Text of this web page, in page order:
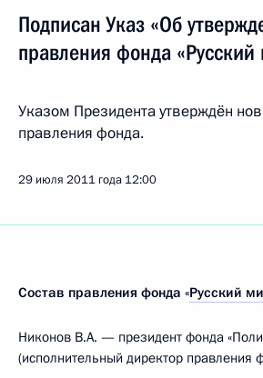
Подписан Указ «Об
правления фонда «Русский
Указом Президента утверждён
правления фонда.
29 июля 2011 года 12:00
Состав правления фонда «Русский
Никонов В.А. — президент фонда
(исполнительный директор правления